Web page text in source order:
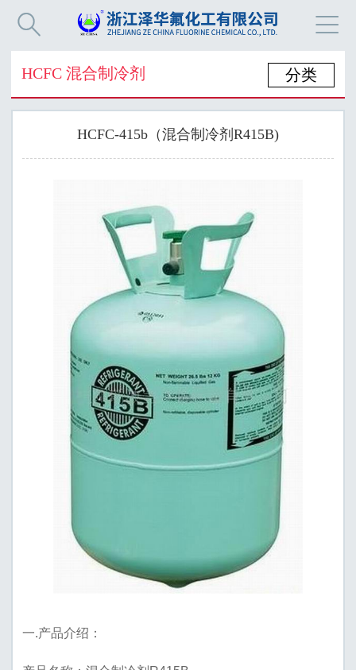


HCFC 混合制冷剂 分类
HCFC-415b（混合制冷剂R415B)
一.产品介绍：